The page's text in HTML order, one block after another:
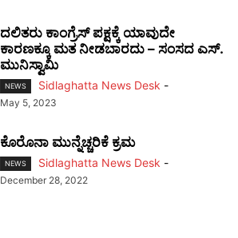
ದಲಿತರು ಕಾಂಗ್ರೆಸ್ ಪಕ್ಷಕ್ಕೆ ಯಾವುದೇ
ಕಾರಣಕ್ಕೂ ಮತ ನೀಡಬಾರದು – ಸಂಸದ ಎಸ್.
ಮುನಿಸ್ವಾಮಿ
NEWS Sidlaghatta News Desk -
May 5, 2023
ಕೊರೊನಾ ಮುನ್ನೆಚ್ಚರಿಕೆ ಕ್ರಮ
NEWS Sidlaghatta News Desk -
December 28, 2022